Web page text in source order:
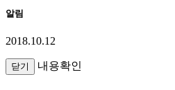
알림
2018.10.12
닫기 내용확인